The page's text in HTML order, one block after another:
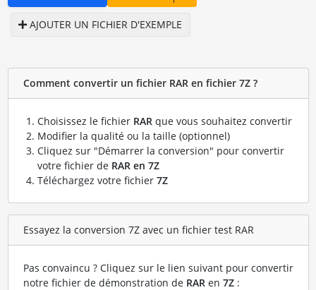
AJOUTER UN FICHIER D'EXEMPLE
Comment convertir un fichier RAR en fichier 7Z ?
Choisissez le fichier RAR que vous souhaitez convertir
Modifier la qualité ou la taille (optionnel)
Cliquez sur "Démarrer la conversion" pour convertir
votre fichier de RAR en 7Z
Téléchargez votre fichier 7Z
Essayez la conversion 7Z avec un fichier test RAR
Pas convaincu ? Cliquez sur le lien suivant pour convertir
notre fichier de démonstration de RAR en 7Z: